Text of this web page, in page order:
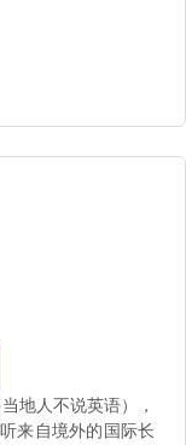
地人不说英语），
来自境外的国际长